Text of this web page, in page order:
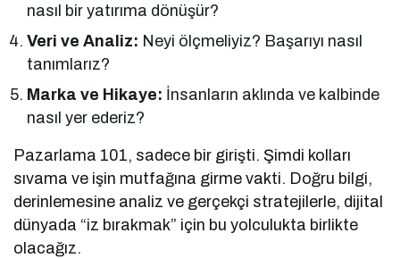
nasıl bir yatırıma dönüşür?
Veri ve Analiz: Neyi ölçmeliyiz? Başarıyı nasıl
tanımlarız?
Marka ve Hikaye: İnsanların aklında ve kalbinde
nasıl yer ederiz?
Pazarlama 101, sadece bir girişti. Şimdi kolları
sıvama ve işin mutfağına girme vakti. Doğru bilgi,
derinlemesine analiz ve gerçekçi stratejilerle, dijital
dünyada “iz bırakmak” için bu yolculukta birlikte
olacağız.